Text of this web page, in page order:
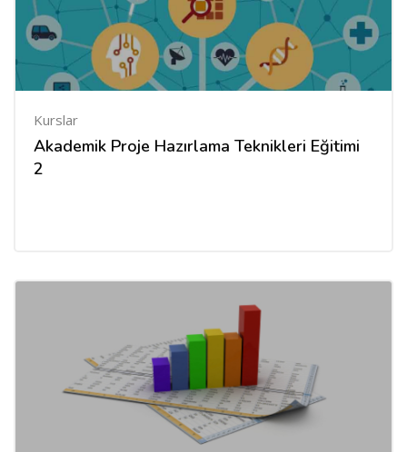
Kurslar
Akademik Proje Hazırlama Teknikleri Eğitimi
2